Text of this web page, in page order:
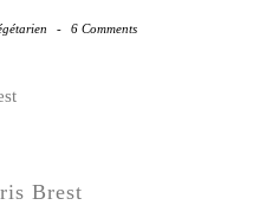
- 6 Comments
Brest